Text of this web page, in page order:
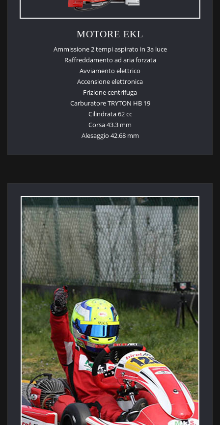
MOTORE EKL
Ammissione 2 tempi aspirato in 3a luce
Raffreddamento ad aria forzata
Avviamento elettrico
Accensione elettronica
Frizione centrifuga
Carburatore TRYTON HB 19
Cilindrata 62 cc
Corsa 43.3 mm
Alesaggio 42.68 mm